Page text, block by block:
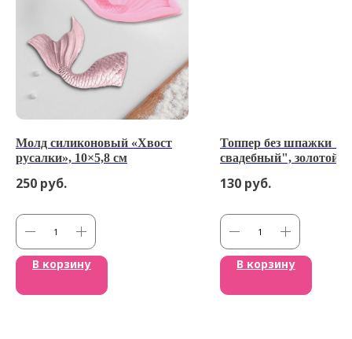
Молд силиконовый «Хвост
русалки», 10×5,8 см
250 руб.
В корзину
Топпер без шпажки
свадебный", золотой
130 руб.
В корзину